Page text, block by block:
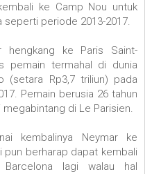
ke Camp Nou untuk
seperti periode 2013-2017.
hengkang ke Paris Saint-
pemain termahal di dunia
(setara Rp3,7 triliun) pada
Pemain berusia 26 tahun
di Le Parisien.
kembalinya Neymar ke
pun berharap dapat kembali
lagi walau hal